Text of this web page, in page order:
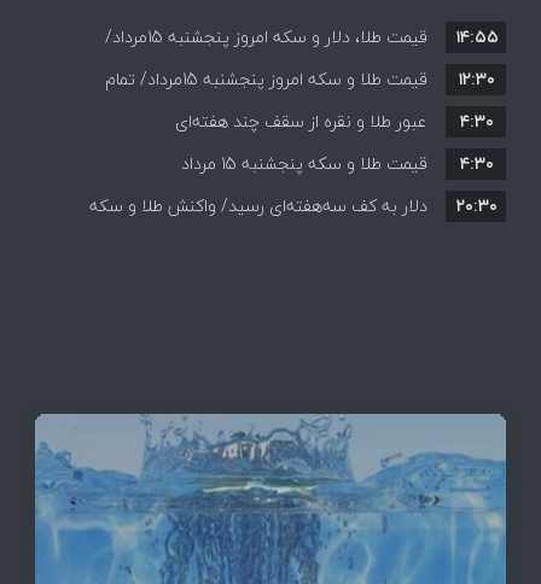
قیمت طلا، دلار و سکه امروز پنجشنبه 15مرداد/
افزایش قیمت ها + جدول
۱۴:۵۵
قیمت طلا و سکه امروز پنجشنبه 15مرداد/ تمام
قیمت ها بر مدار افزایش + جدول
۱۲:۳۰
عبور طلا و نقره از سقف چند هفته‌ای
۴:۳۰
قیمت طلا و سکه پنجشنبه 15 مرداد
۴:۳۰
دلار به کف سه‌هفته‌ای رسید/ واکنش طلا و سکه
۲۰:۳۰